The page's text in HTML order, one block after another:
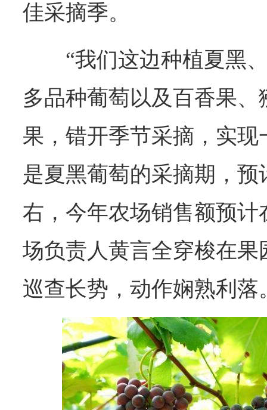
佳采摘季。
“我们这边种植夏黑
多品种葡萄以及百香果
果，错开季节采摘，实
是夏黑葡萄的采摘期，预
右，今年农场销售额预计
场负责人黄言全穿梭在
巡查长势，动作娴熟利落